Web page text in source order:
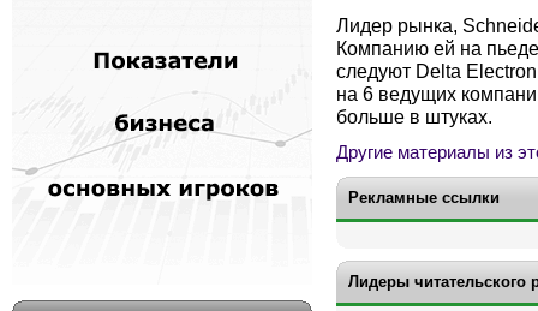
Лидер рынка,
Компанию ей на
следуют Delta
на 6 ведущих
больше в штуках.
Другие материалы из
Рекламные ссылки
Лидеры читательского